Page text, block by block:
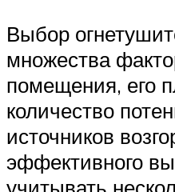
Выбор
множества
помещения, его
количество
источников
эффективного